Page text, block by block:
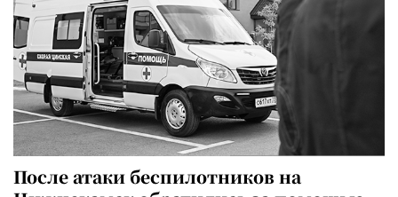
После атаки беспилотников на